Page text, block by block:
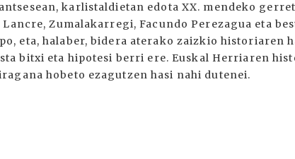
karlistaldietan edota XX. mendeko
Zumalakarregi, Facundo Perezagua eta
eta, halaber, bidera aterako zaizkio historiaren
bitxi eta hipotesi berri ere. Euskal Herriaren
hobeto ezagutzen hasi nahi dutenei.